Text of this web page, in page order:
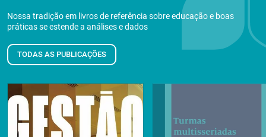
Nossa tradição em livros de referência sobre educação e boas
práticas se estende a análises e dados
TODAS AS PUBLICAÇÕES